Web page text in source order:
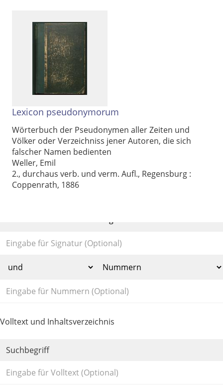
Volltext und Inhaltsverzeichnis
Suchbegriff
Lexicon pseudonymorum
Wörterbuch der Pseudonymen aller Zeiten und
Völker oder Verzeichniss jener Autoren, die sich
falscher Namen bedienten
Weller, Emil
2., durchaus verb. und verm. Aufl., Regensburg :
Coppenrath, 1886